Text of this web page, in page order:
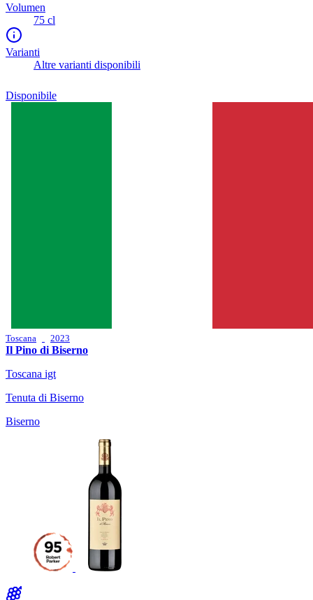
Volumen
75 cl
Varianti
Altre varianti disponibili
Disponibile
Toscana 2023
Il Pino di Biserno
Toscana igt
Tenuta di Biserno
Biserno